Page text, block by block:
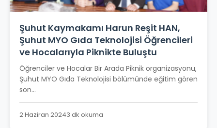
Şuhut Kaymakamı Harun Reşit HAN,
Şuhut MYO Gıda Teknolojisi Öğrencileri
ve Hocalarıyla Piknikte Buluştu
Öğrenciler ve Hocalar Bir Arada Piknik organizasyonu,
Şuhut MYO Gıda Teknolojisi bölümünde eğitim gören
son...
2 Haziran 20243 dk okuma